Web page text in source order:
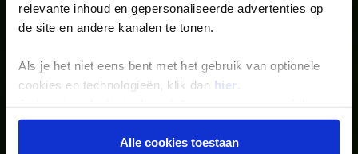
relevante inhoud en gepersonaliseerde advertenties op
de site en andere kanalen te tonen.
Als je het niet eens bent met het gebruik van optionele
cookies en technologieën, klik dan hier
onder aan de pagina op elk gewenst moment voor de
toekomst wijzigen.Alle cookies toestaan
REIZEN MET GEGARANDEERD VERTREK
Zoek je reis
Ontdek de bestemmingen